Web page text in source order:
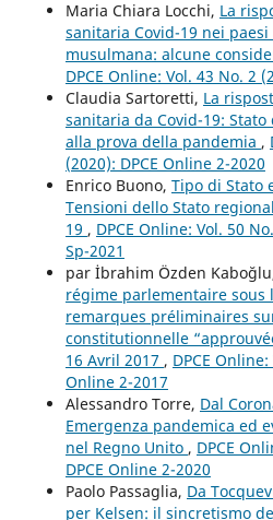
Maria Chiara Locchi, La
sanitaria Covid-19 nei
musulmana: alcune
DPCE Online: Vol. 43 No. 2
Claudia Sartoretti, La
sanitaria da Covid-19:
alla prova della pandemia ,
(2020): DPCE Online 2-2020
Enrico Buono, Tipo di Stato
Tensioni dello Stato
19 , DPCE Online: Vol. 50
Sp-2021
par İbrahim Özden
régime parlementaire sous
remarques préliminaires
constitutionnelle
16 Avril 2017 , DPCE
Online 2-2017
Alessandro Torre, Dal
Emergenza pandemica ed
nel Regno Unito , DPCE
DPCE Online 2-2020
Paolo Passaglia, Da
per Kelsen: il sincretismo